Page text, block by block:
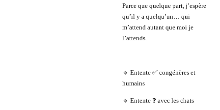
Parce que quelque part, j’espère
qu’il y a quelqu’un… qui
m’attend autant que moi je
l’attends.
🔹 Entente ✅ congénères et
humains
🔹 Entente ❓ avec les chats